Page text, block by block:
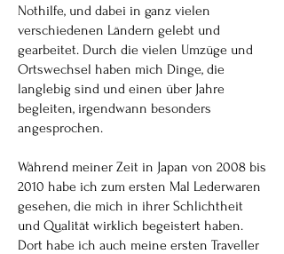
Nothilfe, und dabei in ganz vielen
verschiedenen Ländern gelebt und
gearbeitet. Durch die vielen Umzüge und
Ortswechsel haben mich Dinge, die
langlebig sind und einen über Jahre
begleiten, irgendwann besonders
angesprochen.
Während meiner Zeit in Japan von 2008 bis
2010 habe ich zum ersten Mal Lederwaren
gesehen, die mich in ihrer Schlichtheit
und Qualität wirklich begeistert haben.
Dort habe ich auch meine ersten Traveller